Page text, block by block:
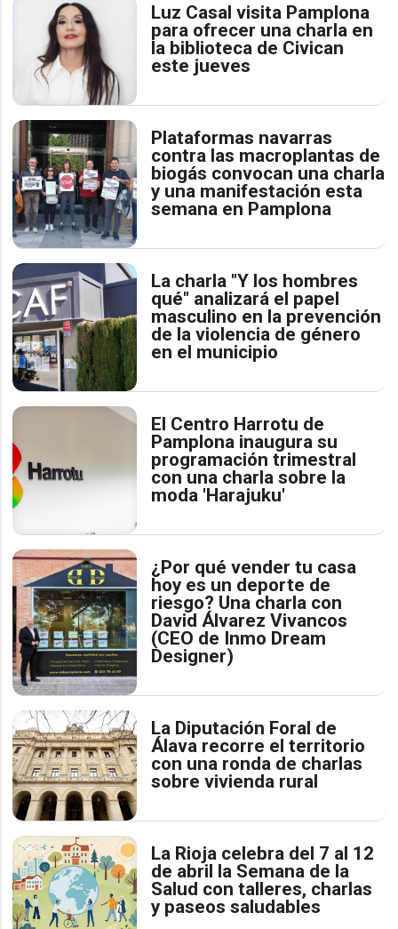
Luz Casal visita Pamplona
para ofrecer una charla en
la biblioteca de Civican
este jueves
Plataformas navarras
contra las macroplantas de
biogás convocan una charla
y una manifestación esta
semana en Pamplona
La charla "Y los hombres
qué" analizará el papel
masculino en la prevención
de la violencia de género
en el municipio
El Centro Harrotu de
Pamplona inaugura su
programación trimestral
con una charla sobre la
moda 'Harajuku'
¿Por qué vender tu casa
hoy es un deporte de
riesgo? Una charla con
David Álvarez Vivancos
(CEO de Inmo Dream
Designer)
La Diputación Foral de
Álava recorre el territorio
con una ronda de charlas
sobre vivienda rural
La Rioja celebra del 7 al 12
de abril la Semana de la
Salud con talleres, charlas
y paseos saludables